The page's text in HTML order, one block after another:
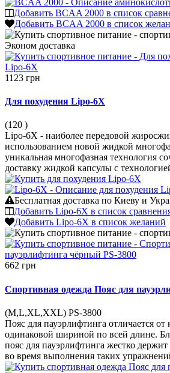
Добавить BCAA 2000 в список
Добавить BCAA 2000 в список
Эконом доставка
1123 грн
Для похудения Lipo-6X
(120 )
Lipo-6X - наиболее передовой
использованием новой жидкой
уникальная многофазная технология
доставку жидкой капсулы с
Бесплатная доставка по Киеву и
Добавить Lipo-6X в список
Добавить Lipo-6X в список желаний
662 грн
Спортивная одежда Пояс для
(M,L,XL,XXL) PS-3800
Пояс для пауэрлифтинга отличается от
одинаковой шириной по всей длине.
пояс для пауэрлифтинга жестко
во время выполнения таких